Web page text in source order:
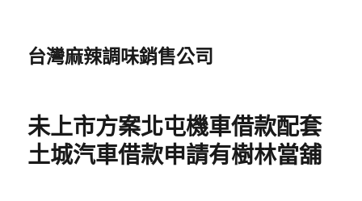
台灣麻辣調味銷售公司
未上市方案北屯機車借款配套
土城汽車借款申請有樹林當舖